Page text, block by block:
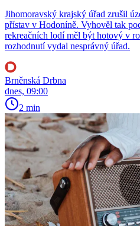
Jihomoravský krajský úřad zrušil
přístav v Hodoníně. Vyhověl tak
rekreačních lodí měl být hotový v
rozhodnutí vydal nesprávný úřad.
Brněnská Drbna
dnes, 09:00
2 min